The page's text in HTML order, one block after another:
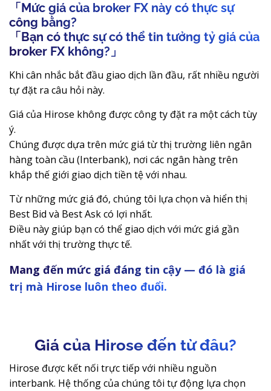
「Mức giá của broker FX này có thực sự
công bằng?
「Bạn có thực sự có thể tin tưởng tỷ giá của
broker FX không?」
Khi cân nhắc bắt đầu giao dịch lần đầu, rất nhiều người
tự đặt ra câu hỏi này.
Giá của Hirose không được công ty đặt ra một cách tùy
ý.
Chúng được dựa trên mức giá từ thị trường liên ngân
hàng toàn cầu (Interbank), nơi các ngân hàng trên
khắp thế giới giao dịch tiền tệ với nhau.
Từ những mức giá đó, chúng tôi lựa chọn và hiển thị
Best Bid và Best Ask có lợi nhất.
Điều này giúp bạn có thể giao dịch với mức giá gần
nhất với thị trường thực tế.
Mang đến mức giá đáng tin cậy — đó là giá
trị mà Hirose luôn theo đuổi.
Giá của Hirose đến từ đâu?
Hirose được kết nối trực tiếp với nhiều nguồn
interbank. Hệ thống của chúng tôi tự động lựa chọn